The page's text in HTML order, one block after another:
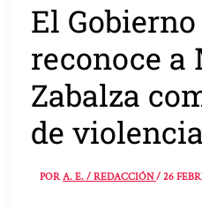
El
reconoce a
Zabalza
de
PORA. E. / REDACCIÓN/26